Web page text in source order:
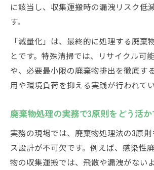
に該当し、収集運搬時の漏洩リスク低
す。
「減量化」は、最終的に処理する廃棄
とです。特殊清掃では、リサイクル可
や、必要最小限の廃棄物排出を徹底す
用や環境負荷を抑える実践が行われてい
廃棄物処理の実務で3原則をどう活
実務の現場では、廃棄物処理法の3原
ス設計が不可欠です。例えば、感染性
物の収集運搬では、飛散や漏洩がない